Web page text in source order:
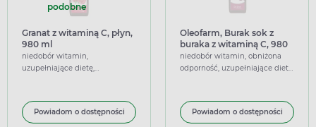
podobne
Granat z witaminą C, płyn,
980 ml
niedobór witamin,
uzupełniające dietę,
Powiadom o dostępności
Oleofarm, Burak sok z
buraka z witaminą C, 980
ml
niedobór witamin, obniżona
odporność, uzupełniające dietę,
Powiadom o dostępności